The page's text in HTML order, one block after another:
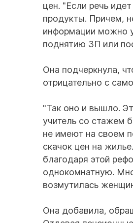
цен. "Если речь
продукты. Причем,
информации можно
поднятию ЗП или
Она подчеркнула,
отрицательно с
"Так оно и вышло.
учитель со стажем
не имеют на своем
скачок цен на
благодаря этой
однокомнатную.
возмутилась
Она добавила,